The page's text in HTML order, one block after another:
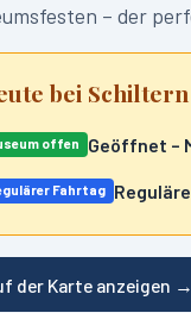
– der
bei
offen Geöffnet –
Fahrtag
der Karte anzeigen →